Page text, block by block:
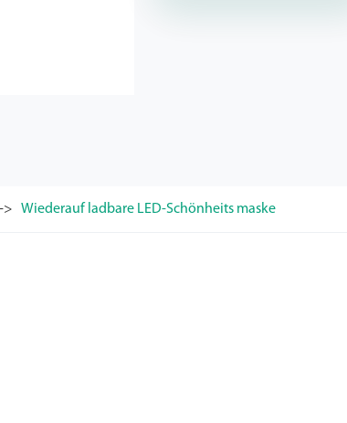
Wiederauf ladbare LED-Schönheits maske